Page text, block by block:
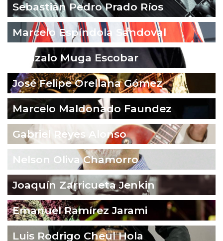
Sebastián Pedro Prado Ríos
Marcelo Espíndola Sandoval
Gonzalo Muga Escobar
José Felipe Orellana Gómez
Marcelo Maldonado Faundez
Gabriel Reyes Alonso
Nelson Oliva Chamorro
Joaquín Zarricueta Jenkin
Emanuel Ramírez Jarami
Luis Rodrigo Cheul Hola